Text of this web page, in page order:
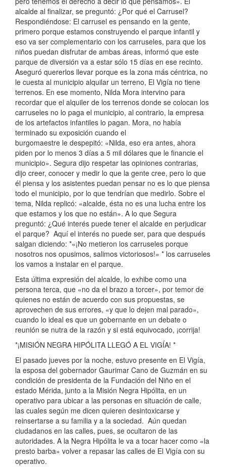
alcalde al finalizar, se preguntó: ¿Por qué el Carrusel?
Respondiéndose: El carrusel es pensando en la gente,
primero porque estamos construyendo el parque infantil y
eso va ser complementario con los carruseles, para que los
niños puedan disfrutar de ambas áreas, informó que este
parque de diversión va a estar sólo 15 días en ese recinto.
Aseguró quererlos llevar porque es la zona más céntrica, no
le cuesta al municipio alquilar un terreno, El Vigía no tiene
terrenos. En ese momento, Nilda Mora intervino para
recordar que el alquiler de los terrenos donde se colocan los
carruseles no lo paga el municipio, al contrario, la empresa
de los artefactos infantiles lo pagan. Mora, no había
terminado su exposición cuando el
burgomaestre le despepitó: «Nilda, eso era antes, ahora
piden por lo menos 3 días a 5 mil dólares que le financie el
municipio». Segura dijo respetar las opiniones contrarias,
dijo creer, conocer y medir lo que la gente cree, pero lo que
él piensa y los asistentes puedan pensar no es lo que piensa
todo el municipio, por lo que tendrían que medirlo. Sobre el
tema, Nilda replicó: «alcalde, ésta no es una lucha entre los
que estamos y los que no están». A lo que Segura
preguntó: ¿Qué interés puede tener el alcalde en perjudicar
el parque? Aquí el interés no puede ser, para que después
salgan diciendo: *«¡No metieron los carruseles porque
nosotros nos opusimos, salimos victoriosos!» * los carruseles
los vamos a instalar en el parque.
Esta última expresión del alcalde, lo exhibe como una
persona terca, que «no da el brazo a torcer», por temor de
quienes no están de acuerdo con sus propuestas, se
aprovechen de sus errores, «y que lo dejen mal parado»,
cuando lo ideal es que un gobernante en un debate o
reunión se nutra de la razón y si está equivocado, ¡corrija!
*¡MISIÓN NEGRA HIPÓLITA LLEGÓ A EL VIGÍA! *
El pasado jueves por la noche, estuvo presente en El Vigía,
la esposa del gobernador Gaurimar Cano de Guzmán en su
condición de presidenta de la Fundación del Niño en el
estado Mérida, junto a la Misión Negra Hipólita, en un
operativo para ubicar a las personas en situación de calle,
las cuales según me dicen quieren desintoxicarse y
reinsertarse a su familia y a la sociedad. Aún quedan
ciudadanos en las calles, pues, se ocultaron de las
autoridades. A la Negra Hipólita le va a tocar hacer como «la
presto barba» volver a repasar las calles de El Vigía con su
operativo.